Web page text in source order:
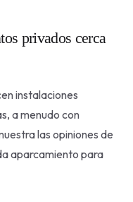
privados cerca
instalaciones
a menudo con
las opiniones de
aparcamiento para